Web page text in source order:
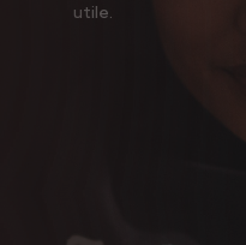
utile.